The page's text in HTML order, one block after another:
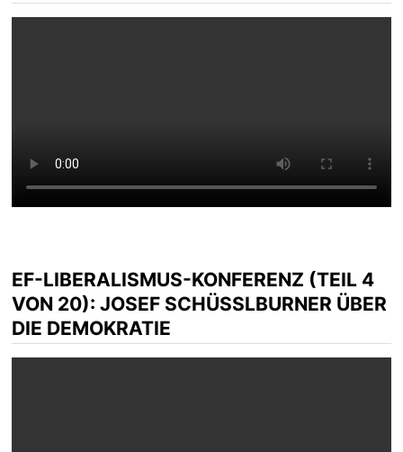
EF-LIBERALISMUS-KONFERENZ (TEIL 4
VON 20): JOSEF SCHÜSSLBURNER ÜBER D
IE DEMOKRATIE